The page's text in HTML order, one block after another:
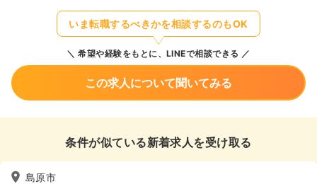
いま転職するべきかを相談するのもOK
希望や経験をもとに、LINEで相談できる
この求人について聞いてみる
条件が似ている新着求人を受け取る
島原市